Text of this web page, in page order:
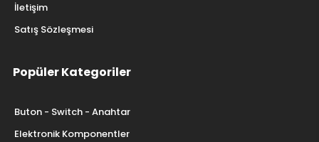
İletişim
Satış Sözleşmesi
Popüler Kategoriler
Buton - Switch - Anahtar
Elektronik Komponentler